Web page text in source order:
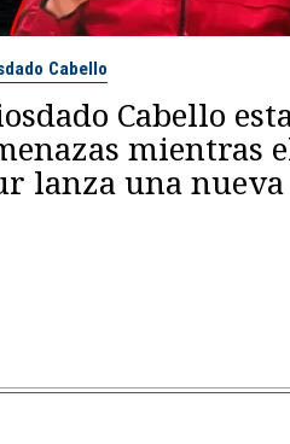
Cabello
Cabello
mientras
lanza una